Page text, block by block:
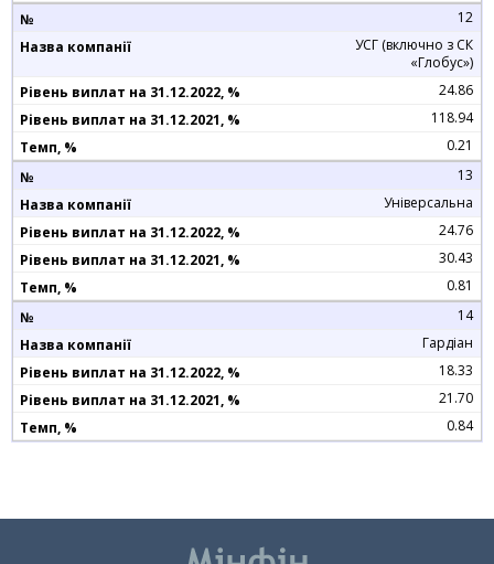
12
УСГ (включно з СК
«Глобус»)
24.86
118.94
0.21
13
Універсальна
24.76
30.43
0.81
14
Гардіан
18.33
21.70
0.84